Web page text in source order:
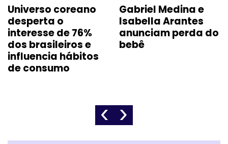
Universo coreano
desperta o
interesse de 76%
dos brasileiros e
influencia hábitos
de consumo
Gabriel Medina e
Isabella Arantes
anunciam perda do
bebê
‹ ›